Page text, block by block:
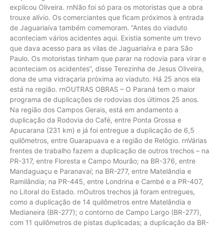
explicou Oliveira. rnNão foi só para os motoristas que a obra
trouxe alívio. Os comerciantes que ficam próximos à entrada
de Jaguariaíva também comemoram. “Antes do viaduto
aconteciam vários acidentes aqui. Existia somente um trevo
que dava acesso para as vilas de Jaguariaíva e para São
Paulo. Os motoristas tinham que parar na rodovia para virar e
aconteciam os acidentes”, disse Terezinha de Jesus Oliveira,
dona de uma vidraçaria próxima ao viaduto. Há 25 anos ela
está na região. rnOUTRAS OBRAS – O Paraná tem o maior
programa de duplicações de rodovias dos últimos 25 anos.
Na região dos Campos Gerais, está em andamento a
duplicação da Rodovia do Café, entre Ponta Grossa e
Apucarana (231 km) e já foi entregue a duplicação de 6,5
quilômetros, entre Guarapuava e a região de Relógio. rnVárias
frentes de trabalho fazem a duplicação de outros trechos – na
PR-317, entre Floresta e Campo Mourão; na BR-376, entre
Mandaguaçu e Paranavaí; na BR-277, entre Matelândia e
Ramilândia; na PR-445, entre Londrina e Cambé e a PR-407,
no Litoral do Estado. rnOutros trechos já foram entregues,
como a duplicação de 14 quilômetros entre Matelândia e
Medianeira (BR-277); o contorno de Campo Largo (BR-277),
com 11 quilômetros de pistas duplicadas; a duplicação da BR-